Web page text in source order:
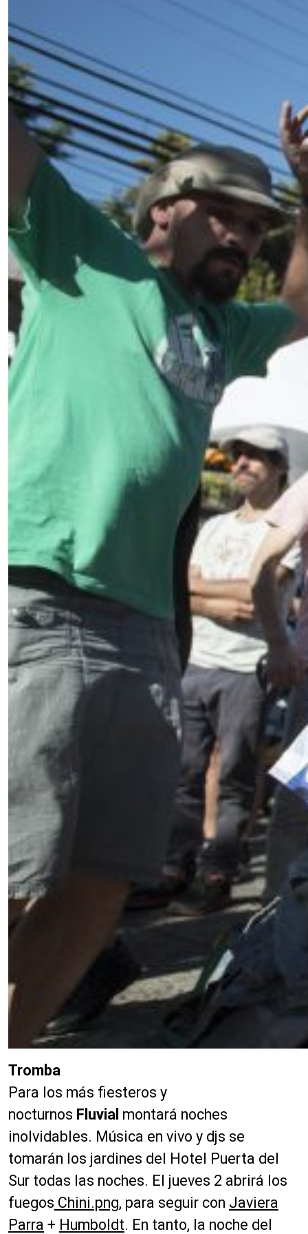
Tromba
Para los más fiesteros y
nocturnos Fluvial montará noches
inolvidables. Música en vivo y djs se
tomarán los jardines del Hotel Puerta del
Sur todas las noches. El jueves 2 abrirá los
fuegos Chini.png, para seguir con Javiera
Parra + Humboldt. En tanto, la noche del